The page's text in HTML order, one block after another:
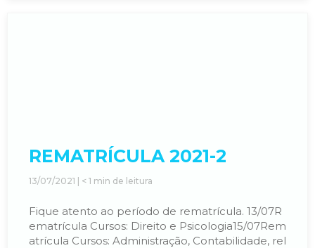
REMATRÍCULA 2021-2
13/07/2021 | < 1 min de leitura
Fique atento ao período de rematrícula. 13/07R
ematrícula Cursos: Direito e Psicologia15/07Rem
atrícula Cursos: Administração, Contabilidade, rel